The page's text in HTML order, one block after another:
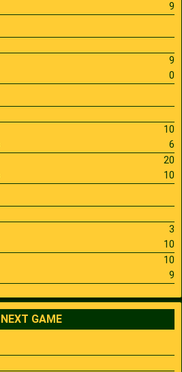
9
9
0
10
6
20
10
3
10
10
9
NEXT GAME